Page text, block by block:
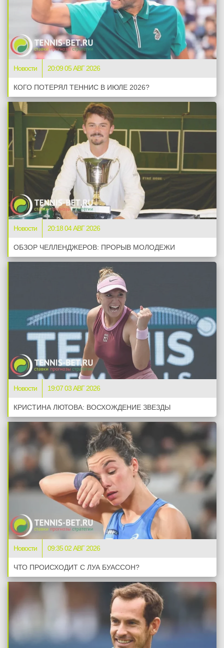
Новости 20:09 05 АВГ 2026
КОГО ПОТЕРЯЛ ТЕННИС В ИЮЛЕ 2026?
Новости 20:18 04 АВГ 2026
ОБЗОР ЧЕЛЛЕНДЖЕРОВ: ПРОРЫВ МОЛОДЕЖИ
Новости 19:07 03 АВГ 2026
КРИСТИНА ЛЮТОВА: ВОСХОЖДЕНИЕ ЗВЕЗДЫ
Новости 09:35 02 АВГ 2026
ЧТО ПРОИСХОДИТ С ЛУА БУАССОН?